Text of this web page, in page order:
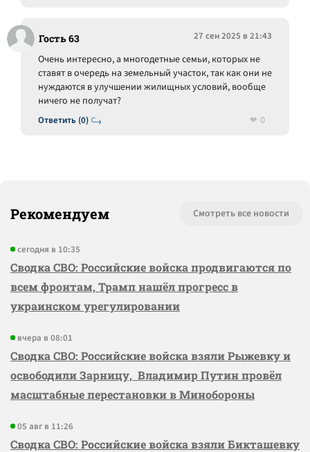
Гость 63 27 сен 2025 в 21:43
Ответить (0)
Очень интересно, а многодетные семьи, которых не
ставят в очередь на земельный участок, так как они не
нуждаются в улучшении жилищных условий, вообще
ничего не получат?
0
Рекомендуем Смотреть все новости
сегодня в 10:35
Сводка СВО: Российские войска продвигаются по
всем фронтам, Трамп нашёл прогресс в
украинском урегулировании
вчера в 08:01
Сводка СВО: Российские войска взяли Рыжевку и
освободили Зарницу, Владимир Путин провёл
масштабные перестановки в Минобороны
05 авг в 11:26
Сводка СВО: Российские войска взяли Бикташевку